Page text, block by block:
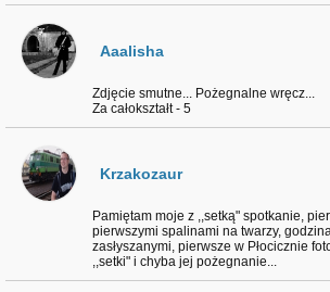
Aaalisha
Zdjęcie smutne... Pożegnalne wręcz...
Za całokształt - 5
Krzakozaur
Pamiętam moje z ,,setką" spotkanie,
pierwszymi spalinami na twarzy,
zasłyszanymi, pierwsze w Płocicznie
,,setki" i chyba jej pożegnanie...